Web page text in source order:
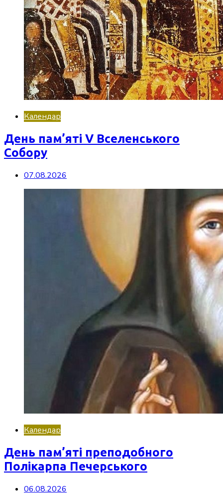
Календар
День пам’яті V Вселенського
Собору
07.08.2026
Календар
День пам’яті преподобного
Полікарпа Печерського
06.08.2026